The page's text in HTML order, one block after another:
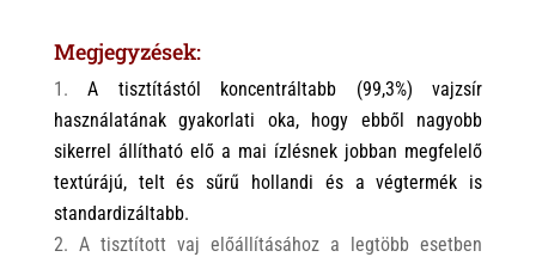
Megjegyzések:
A tisztítástól koncentráltabb (99,3%) vajzsír
használatának gyakorlati oka, hogy ebből nagyobb
sikerrel állítható elő a mai ízlésnek jobban megfelelő
textúrájú, telt és sűrű hollandi és a végtermék is
standardizáltabb.
A tisztított vaj előállításához a legtöbb esetben